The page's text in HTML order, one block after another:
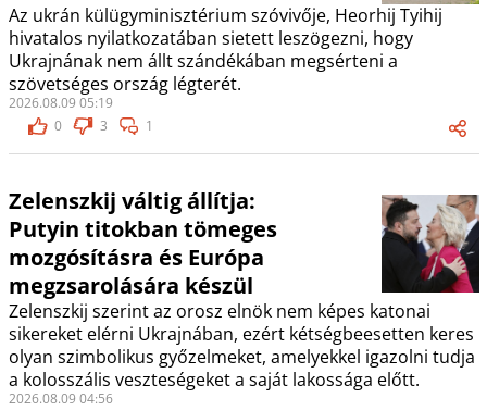
Az ukrán külügyminisztérium szóvivője, Heorhij Tyihij
hivatalos nyilatkozatában sietett leszögezni, hogy
Ukrajnának nem állt szándékában megsérteni a
szövetséges ország légterét.
2026.08.09 05:19
0
3 1
Zelenszkij váltig állítja:
Putyin titokban tömeges
mozgósításra és Európa
megzsarolására készül
Zelenszkij szerint az orosz elnök nem képes katonai
sikereket elérni Ukrajnában, ezért kétségbeesetten keres
olyan szimbolikus győzelmeket, amelyekkel igazolni tudja
a kolosszális veszteségeket a saját lakossága előtt.
2026.08.09 04:56